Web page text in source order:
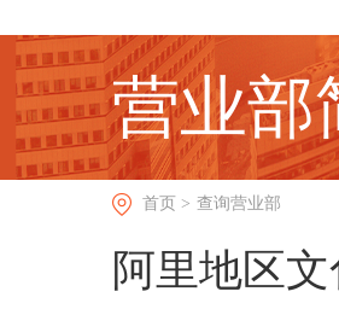
营业部
首页 > 查询营业部
阿里地区